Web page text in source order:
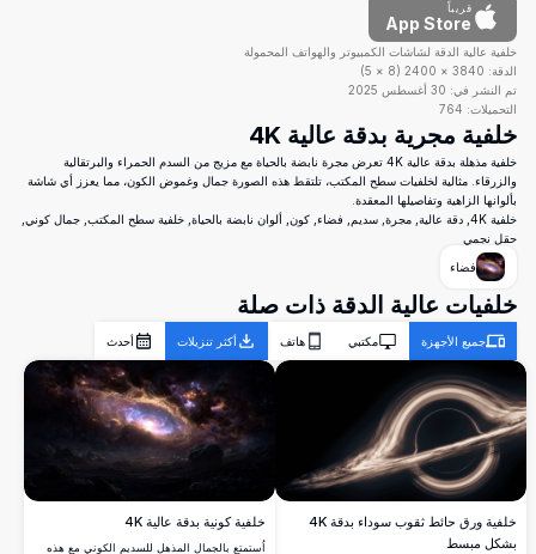
قريباً
App Store
خلفية عالية الدقة لشاشات الكمبيوتر والهواتف المحمولة
الدقة: 3840
×
2400
(
8
×
5
)
تم النشر في: 30 أغسطس 2025
التحميلات: 764
خلفية مجرية بدقة عالية 4K
خلفية مذهلة بدقة عالية 4K تعرض مجرة نابضة بالحياة مع مزيج من السدم الحمراء والبرتقالية
والزرقاء. مثالية لخلفيات سطح المكتب، تلتقط هذه الصورة جمال وغموض الكون، مما يعزز أي شاشة
بألوانها الزاهية وتفاصيلها المعقدة.
خلفية 4K, دقة عالية, مجرة, سديم, فضاء, كون, ألوان نابضة بالحياة, خلفية سطح المكتب, جمال كوني,
حقل نجمي
فضاء
خلفيات عالية الدقة ذات صلة
جميع الأجهزة مكتبي هاتف أكثر تنزيلات أحدث
خلفية ورق حائط ثقوب سوداء بدقة 4K
بشكل مبسط
خلفية كونية بدقة عالية 4K
اُستمتع بالجمال المذهل للسديم الكوني مع هذه